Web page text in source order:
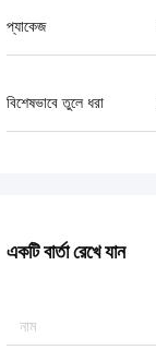
প্যাকেজ
বিশেষভাবে তুলে ধরা
একটি বার্তা রেখে যান